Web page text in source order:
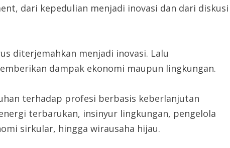
dari kepedulian menjadi inovasi dan dari diskusi
diterjemahkan menjadi inovasi. Lalu
dampak ekonomi maupun lingkungan.
terhadap profesi berbasis keberlanjutan
terbarukan, insinyur lingkungan, pengelola
sirkular, hingga wirausaha hijau.